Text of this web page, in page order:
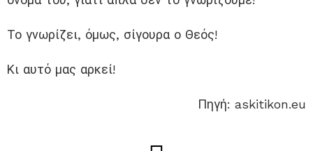
Το γνωρίζει, όμως, σίγουρα ο Θεός!
Κι αυτό μας αρκεί!
Πηγή: askitikon.eu